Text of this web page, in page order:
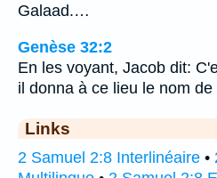
Galaad.…
Genèse 32:2
En les voyant, Jacob dit:
il donna à ce lieu le nom
Links
2 Samuel 2:8 Interlinéaire •